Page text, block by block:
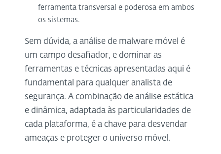
ferramenta transversal e poderosa em ambos
os sistemas.
Sem dúvida, a análise de malware móvel é
um campo desafiador, e dominar as
ferramentas e técnicas apresentadas aqui é
fundamental para qualquer analista de
segurança. A combinação de análise estática
e dinâmica, adaptada às particularidades de
cada plataforma, é a chave para desvendar
ameaças e proteger o universo móvel.